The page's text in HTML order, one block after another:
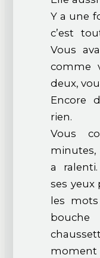
Y a une
c’est
Vous
comme
deux,
Encore
rien.
Vous
a
ses yeux
les
moment